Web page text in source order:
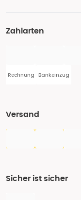
Zahlarten
Rechnung Bankeinzug
Versand
Sicher ist sicher